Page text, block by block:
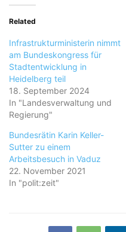
Related
Infrastrukturministerin nimmt
am Bundeskongress für
Stadtentwicklung in
Heidelberg teil
18. September 2024
In "Landesverwaltung und
Regierung"
Bundesrätin Karin Keller-
Sutter zu einem
Arbeitsbesuch in Vaduz
22. November 2021
In "polit:zeit"